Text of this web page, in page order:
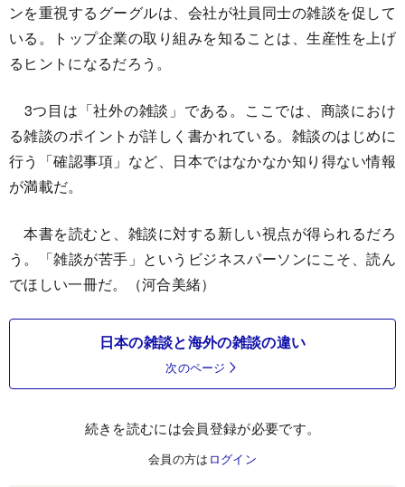
ンを重視するグーグルは、会社が社員同士の雑談を促して
いる。トップ企業の取り組みを知ることは、生産性を上げ
るヒントになるだろう。
3つ目は「社外の雑談」である。ここでは、商談におけ
る雑談のポイントが詳しく書かれている。雑談のはじめに
行う「確認事項」など、日本ではなかなか知り得ない情報
が満載だ。
本書を読むと、雑談に対する新しい視点が得られるだろ
う。「雑談が苦手」というビジネスパーソンにこそ、読ん
でほしい一冊だ。（河合美緒）
日本の雑談と海外の雑談の違い
次のページ
続きを読むには会員登録が必要です。
会員の方は ログイン